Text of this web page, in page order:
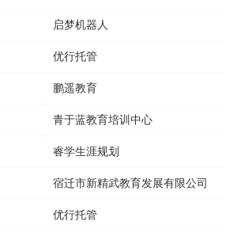
启梦机器人
优行托管
鹏遥教育
青于蓝教育培训中心
睿学生涯规划
宿迁市新精武教育发展有限公司
优行托管